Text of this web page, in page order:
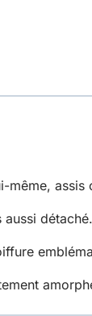
assis
détaché.